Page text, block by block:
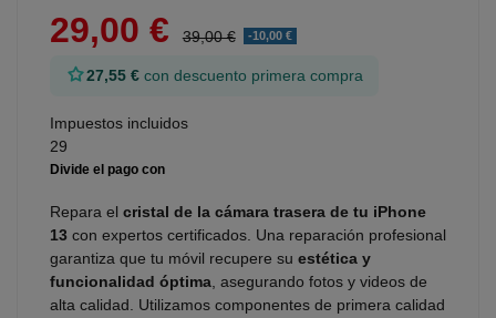
29,00 €
39,00 € -10,00 €
27,55 € con descuento primera compra
Impuestos incluidos
29
Repara el cristal de la cámara trasera de tu iPhone
13 con expertos certificados. Una reparación profesional
garantiza que tu móvil recupere su estética y
funcionalidad óptima , asegurando fotos y videos de
alta calidad. Utilizamos componentes de primera calidad